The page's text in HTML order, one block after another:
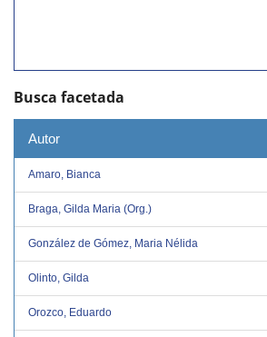
Busca facetada
Autor
Amaro, Bianca
Braga, Gilda Maria (Org.)
González de Gómez, Maria Nélida
Olinto, Gilda
Orozco, Eduardo